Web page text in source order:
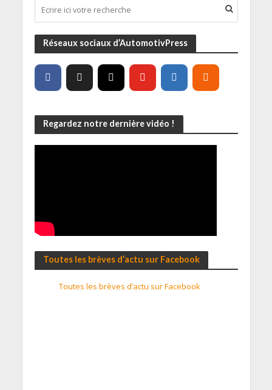
Réseaux sociaux d’AutomotivPress
Regardez notre dernière vidéo !
Toutes les brèves d’actu sur Facebook
Toutes les brèves d’actu sur Facebook